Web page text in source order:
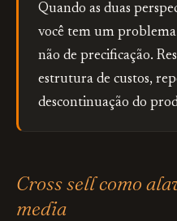
Quando as duas
você tem um
não de precificação.
estrutura de custos,
descontinuação do
Cross sell como
media